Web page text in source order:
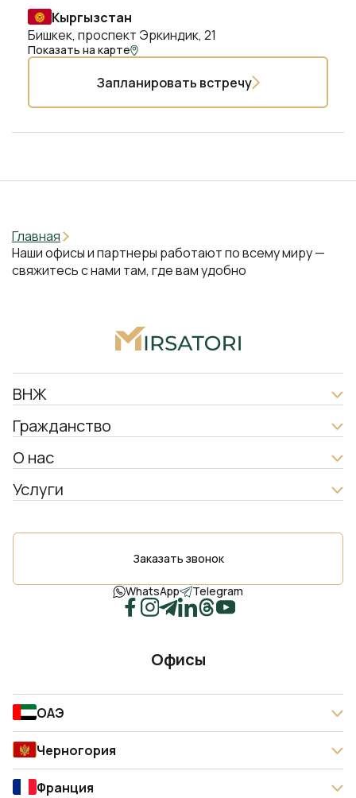
Кыргызстан
Бишкек, проспект Эркиндик, 21
Показать на карте
Запланировать встречу
Главная
Наши офисы и партнеры работают по всему миру —
свяжитесь с нами там, где вам удобно
Заказать звонок
WhatsApp Telegram
ВНЖ
Гражданство
О нас
Услуги
Офисы
ОАЭ
Черногория
Франция